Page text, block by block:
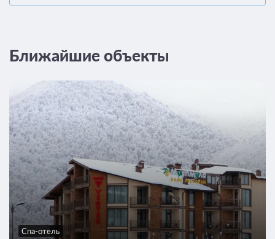
Ближайшие объекты
Спа-отель